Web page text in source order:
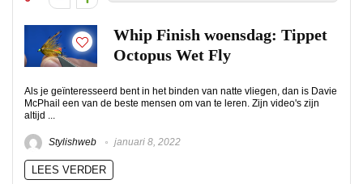
Whip Finish woensdag: Tippet
Octopus Wet Fly
Als je geïnteresseerd bent in het binden van natte vliegen, dan is Davie
McPhail een van de beste mensen om van te leren. Zijn video's zijn
altijd ...
Stylishweb januari 8, 2022
LEES VERDER